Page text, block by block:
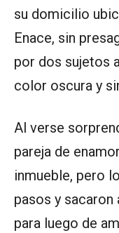
su domicilio
Enace, sin
por dos sujetos
color oscura y
Al verse
pareja de
inmueble, pero
pasos y sacaron
para luego de